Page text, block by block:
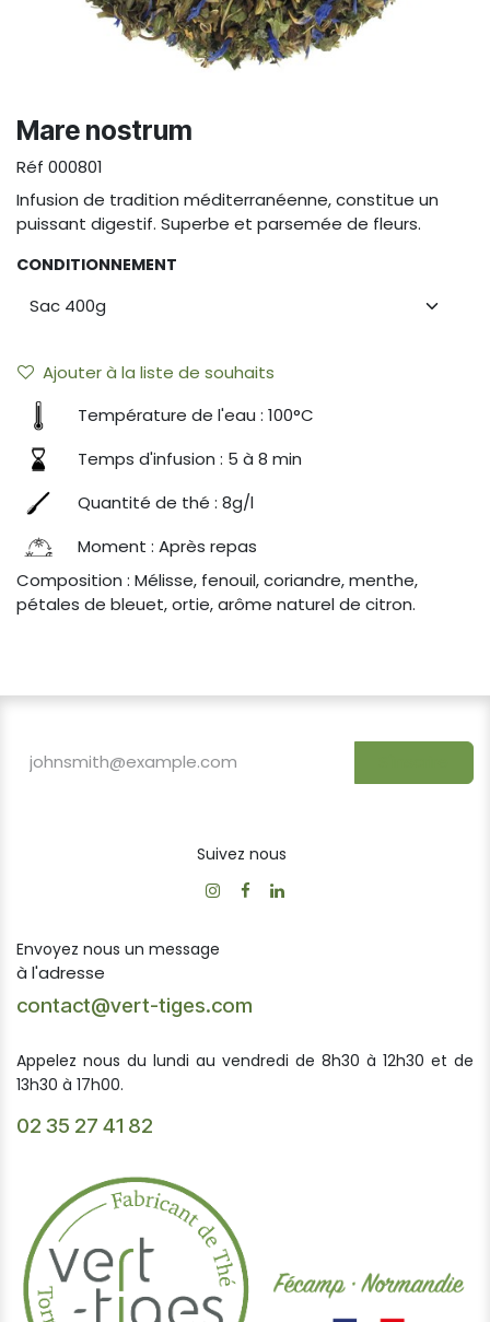
Mare nostrum
Réf 000801
Infusion de tradition méditerranéenne, constitue un
puissant digestif. Superbe et parsemée de fleurs.
CONDITIONNEMENT
Ajouter à la liste de souhaits
Température de l'eau : 100°C
Temps d'infusion : 5 à 8 min
Quantité de thé : 8g/l
Moment : Après repas
Composition : Mélisse, fenouil, coriandre, menthe,
pétales de bleuet, ortie, arôme naturel de citron.
Suivez nous
Envoyez nous un message
à l'adresse
contact@vert-tiges.com
Appelez nous du lundi au vendredi de 8h30 à 12h30 et de
13h30 à 17h00.
02 35 27 41 82